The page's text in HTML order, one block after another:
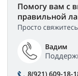
Помогу вам с
правильной
Просто
Вадим
8(921) 609-18-